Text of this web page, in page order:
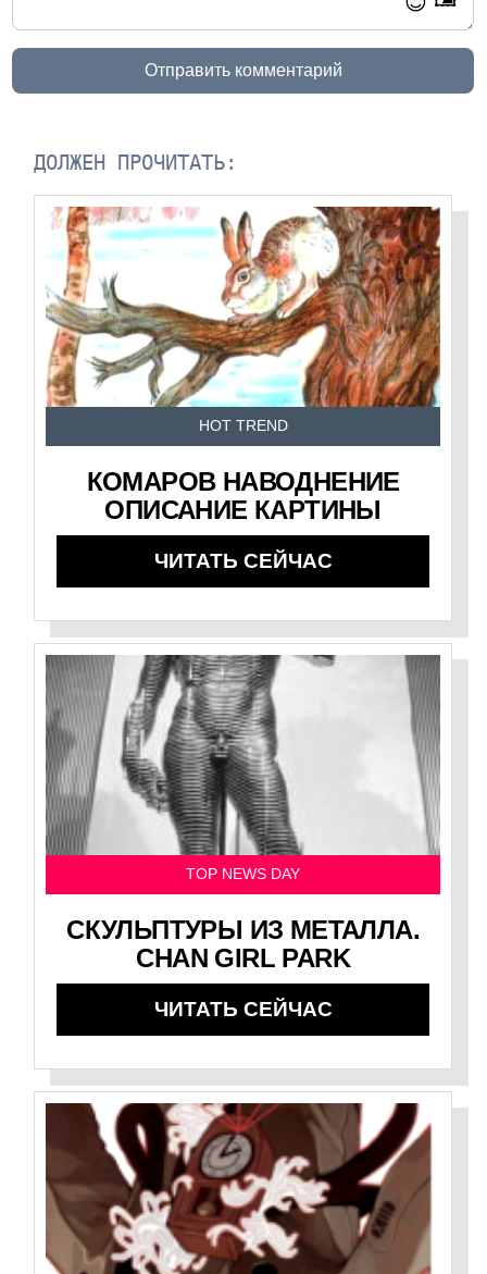
Отправить комментарий
ДОЛЖЕН ПРОЧИТАТЬ:
HOT TREND
КОМАРОВ НАВОДНЕНИЕ
ОПИСАНИЕ КАРТИНЫ
ЧИТАТЬ СЕЙЧАС
TOP NEWS DAY
СКУЛЬПТУРЫ ИЗ МЕТАЛЛА.
CHAN GIRL PARK
ЧИТАТЬ СЕЙЧАС